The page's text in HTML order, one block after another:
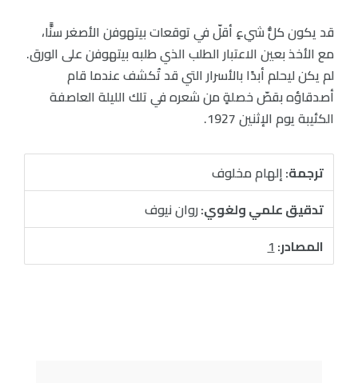
قد يكون كلُّ شيءٍ أقلّ في توقعات بيتهوفن الأصغر سنًّا،
مع الأخذ بعين الاعتبار الطلب الذي طلبه بيتهوفن على الورق.
لم يكن ليحلم أبدًا بالأسرار التي قد تُكشف عندما قام
أصدقاؤه بقصّ خصلةٍ من شعره في تلك الليلة العاصفة
الكئيبة يوم الإثنين 1927.
ترجمة:إلهام مخلوف
تدقيق علمي ولغوي:روان نيوف
المصادر:1